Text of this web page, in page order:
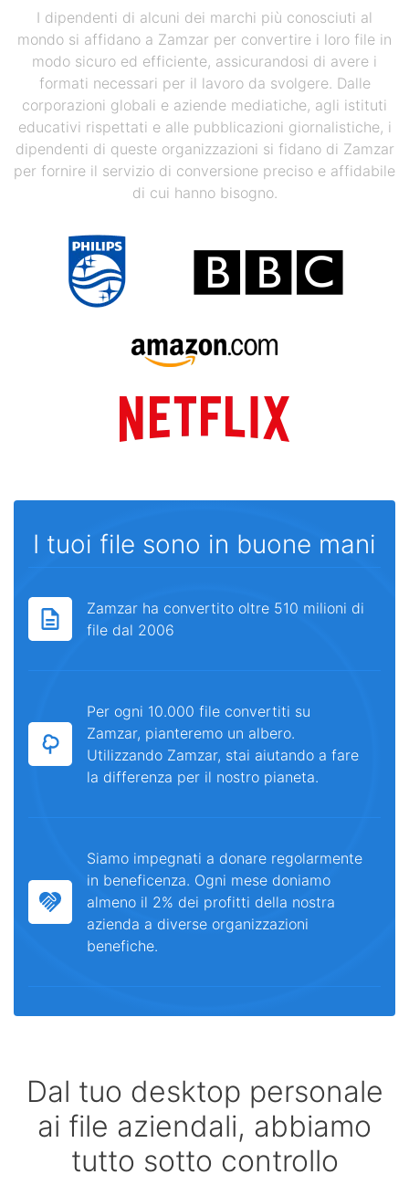
I dipendenti di alcuni dei marchi più conosciuti al
mondo si affidano a Zamzar per convertire i loro file in
modo sicuro ed efficiente, assicurandosi di avere i
formati necessari per il lavoro da svolgere. Dalle
corporazioni globali e aziende mediatiche, agli istituti
educativi rispettati e alle pubblicazioni giornalistiche, i
dipendenti di queste organizzazioni si fidano di Zamzar
per fornire il servizio di conversione preciso e affidabile
di cui hanno bisogno.
I tuoi file sono in buone mani
Zamzar ha convertito oltre 510 milioni di
file dal 2006
Per ogni 10.000 file convertiti su
Zamzar, pianteremo un albero.
Utilizzando Zamzar, stai aiutando a fare
la differenza per il nostro pianeta.
Siamo impegnati a donare regolarmente
in beneficenza. Ogni mese doniamo
almeno il 2% dei profitti della nostra
azienda a diverse organizzazioni
benefiche.
Dal tuo desktop personale
ai file aziendali, abbiamo
tutto sotto controllo